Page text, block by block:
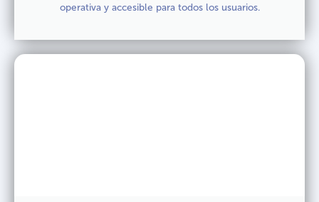
operativa y accesible para todos los usuarios.